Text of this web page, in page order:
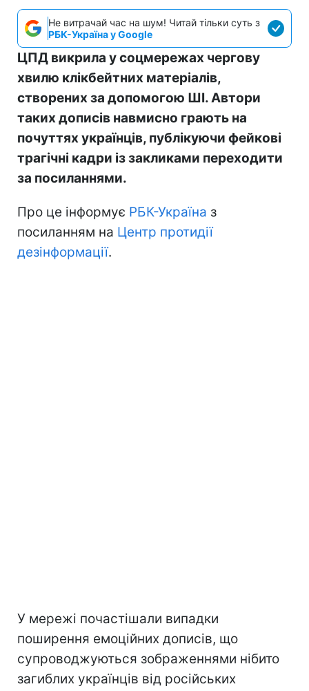
Не витрачай час на шум! Читай тільки суть з
РБК-Україна у Google
ЦПД викрила у соцмережах чергову
хвилю клікбейтних матеріалів,
створених за допомогою ШІ. Автори
таких дописів навмисно грають на
почуттях українців, публікуючи фейкові
трагічні кадри із закликами переходити
за посиланнями.
Про це інформує РБК-Україна з
посиланням на Центр протидії
дезінформації.
У мережі почастішали випадки
поширення емоційних дописів, що
супроводжуються зображеннями нібито
загиблих українців від російських